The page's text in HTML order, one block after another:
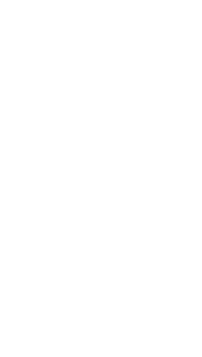
propriedade ou
se protegidos
de direitos de
e a
fornecido ao